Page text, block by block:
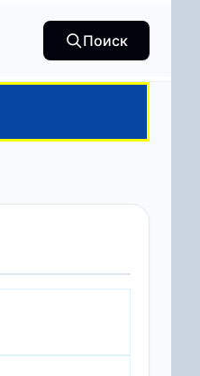
Поиск